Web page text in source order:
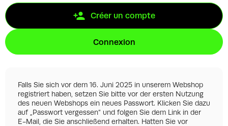
Créer un compte
Connexion
Falls Sie sich vor dem 16. Juni 2025 in unserem Webshop
registriert haben, setzen Sie bitte vor der ersten Nutzung
des neuen Webshops ein neues Passwort. Klicken Sie dazu
auf „Passwort vergessen“ und folgen Sie dem Link in der
E-Mail, die Sie anschließend erhalten. Hatten Sie vor